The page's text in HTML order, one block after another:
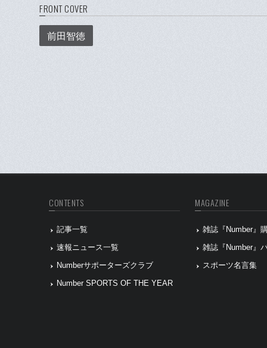
FRONT COVER
前田智徳
CONTENTS
記事一覧
速報ニュース一覧
Numberサポーターズクラブ
Number SPORTS OF THE YEAR
MAGAZINE
雑誌『Number』
雑誌『Number』
スポーツ名言集